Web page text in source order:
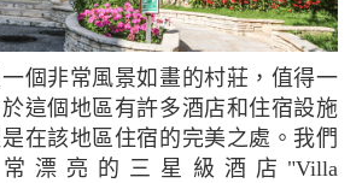
這個地區有許多酒店和住宿設施
在該地區住宿的完美之處。我們
漂亮的三星級酒店"Villa